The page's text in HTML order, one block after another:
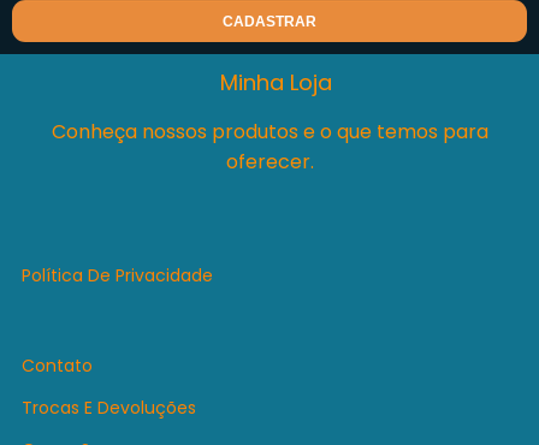
CADASTRAR
Minha Loja
Conheça nossos produtos e o que temos para
oferecer.
Política De Privacidade
Contato
Trocas E Devoluções